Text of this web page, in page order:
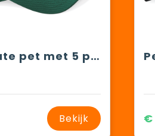
Ultimate pet met 5 panelen
Bekijk €